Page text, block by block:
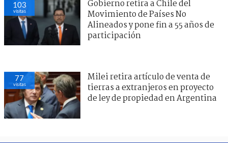
103
visitas
Gobierno retira a Chile del
Movimiento de Países No
Alineados y pone fin a 55 años de
participación
77
visitas
Milei retira artículo de venta de
tierras a extranjeros en proyecto
de ley de propiedad en Argentina